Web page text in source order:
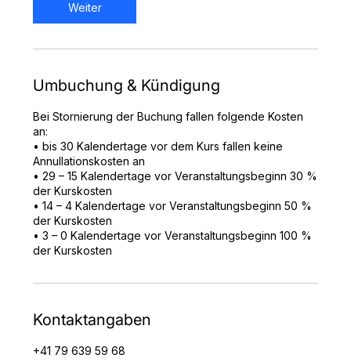
Weiter
Umbuchung & Kündigung
Bei Stornierung der Buchung fallen folgende Kosten
an:
• bis 30 Kalendertage vor dem Kurs fallen keine
Annullationskosten an
• 29 – 15 Kalendertage vor Veranstaltungsbeginn 30 %
der Kurskosten
• 14 – 4 Kalendertage vor Veranstaltungsbeginn 50 %
der Kurskosten
• 3 – 0 Kalendertage vor Veranstaltungsbeginn 100 %
der Kurskosten
Kontaktangaben
+41 79 639 59 68